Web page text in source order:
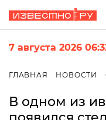
7 августа 2026
ГЛАВНАЯ НОВОСТИ
В одном из